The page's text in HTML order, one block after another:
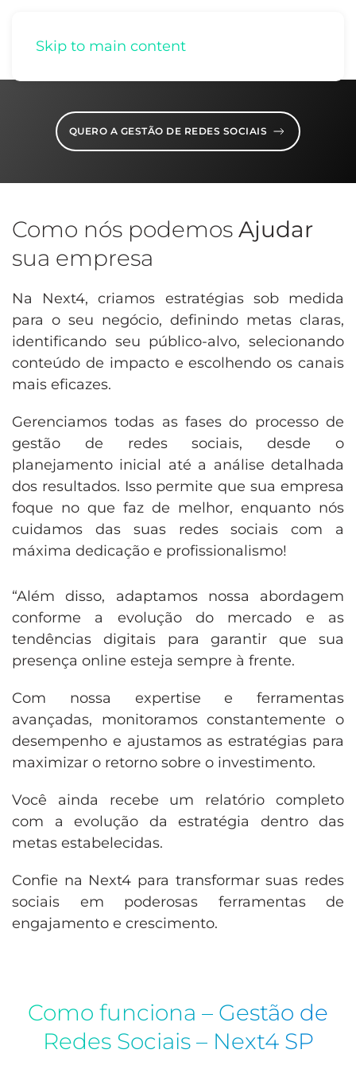
Skip to main content
QUERO A GESTÃO DE REDES SOCIAIS
Como nós podemos Ajudar
sua empresa
Na Next4, criamos estratégias sob medida
para o seu negócio, definindo metas claras,
identificando seu público-alvo, selecionando
conteúdo de impacto e escolhendo os canais
mais eficazes.
Gerenciamos todas as fases do processo de
gestão de redes sociais, desde o
planejamento inicial até a análise detalhada
dos resultados. Isso permite que sua empresa
foque no que faz de melhor, enquanto nós
cuidamos das suas redes sociais com a
máxima dedicação e profissionalismo!
“Além disso, adaptamos nossa abordagem
conforme a evolução do mercado e as
tendências digitais para garantir que sua
presença online esteja sempre à frente.
Com nossa expertise e ferramentas
avançadas, monitoramos constantemente o
desempenho e ajustamos as estratégias para
maximizar o retorno sobre o investimento.
Você ainda recebe um relatório completo
com a evolução da estratégia dentro das
metas estabelecidas.
Confie na Next4 para transformar suas redes
sociais em poderosas ferramentas de
engajamento e crescimento.
Como funciona – Gestão de
Redes Sociais – Next4 SP